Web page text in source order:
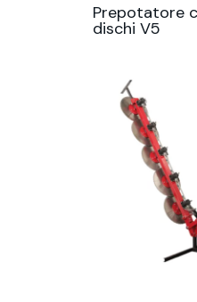
Prepotatore
dischi V5